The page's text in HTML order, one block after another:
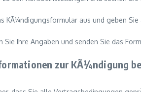
KÃ¼ndigungsformular aus und geben
Ihre Angaben und senden Sie das
zur KÃ¼ndigung